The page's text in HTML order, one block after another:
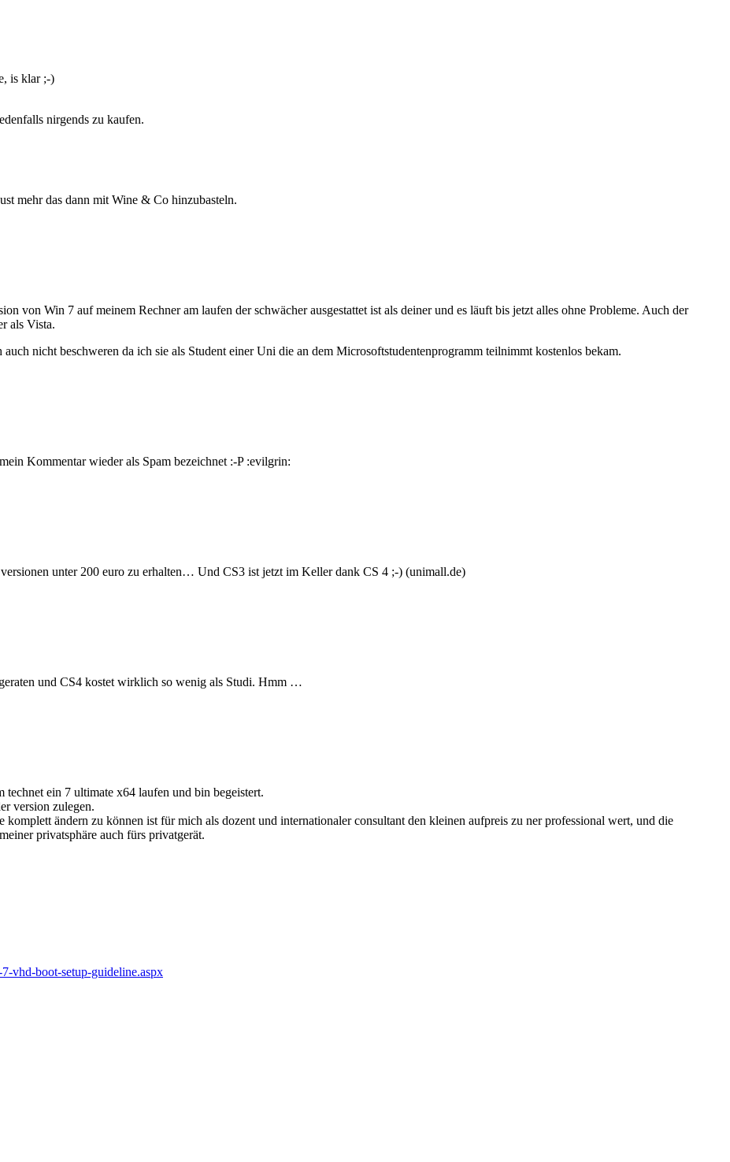
is klar ;-)
nirgends zu kaufen.
mehr das dann mit Wine & Co hinzubasteln.
von Win 7 auf meinem Rechner am laufen der schwächer ausgestattet ist als deiner und es läuft bis jetzt alles ohne Probleme. Auch der
als Vista.
nicht beschweren da ich sie als Student einer Uni die an dem Microsoftstudentenprogramm teilnimmt kostenlos bekam.
Kommentar wieder als Spam bezeichnet :-P :evilgrin:
unter 200 euro zu erhalten… Und CS3 ist jetzt im Keller dank CS 4 ;-) (unimall.de)
und CS4 kostet wirklich so wenig als Studi. Hmm …
technet ein 7 ultimate x64 laufen und bin begeistert.
version zulegen.
ändern zu können ist für mich als dozent und internationaler consultant den kleinen aufpreis zu ner professional wert, und die
privatsphäre auch fürs privatgerät.
vhd-boot-setup-guideline.aspx